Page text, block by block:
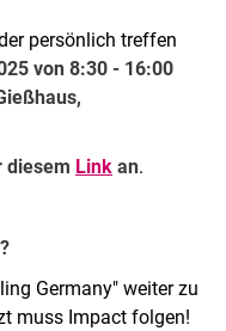
persönlich treffen
von 8:30 - 16:00
,
diesem Link an.
Germany" weiter zu
muss Impact folgen!